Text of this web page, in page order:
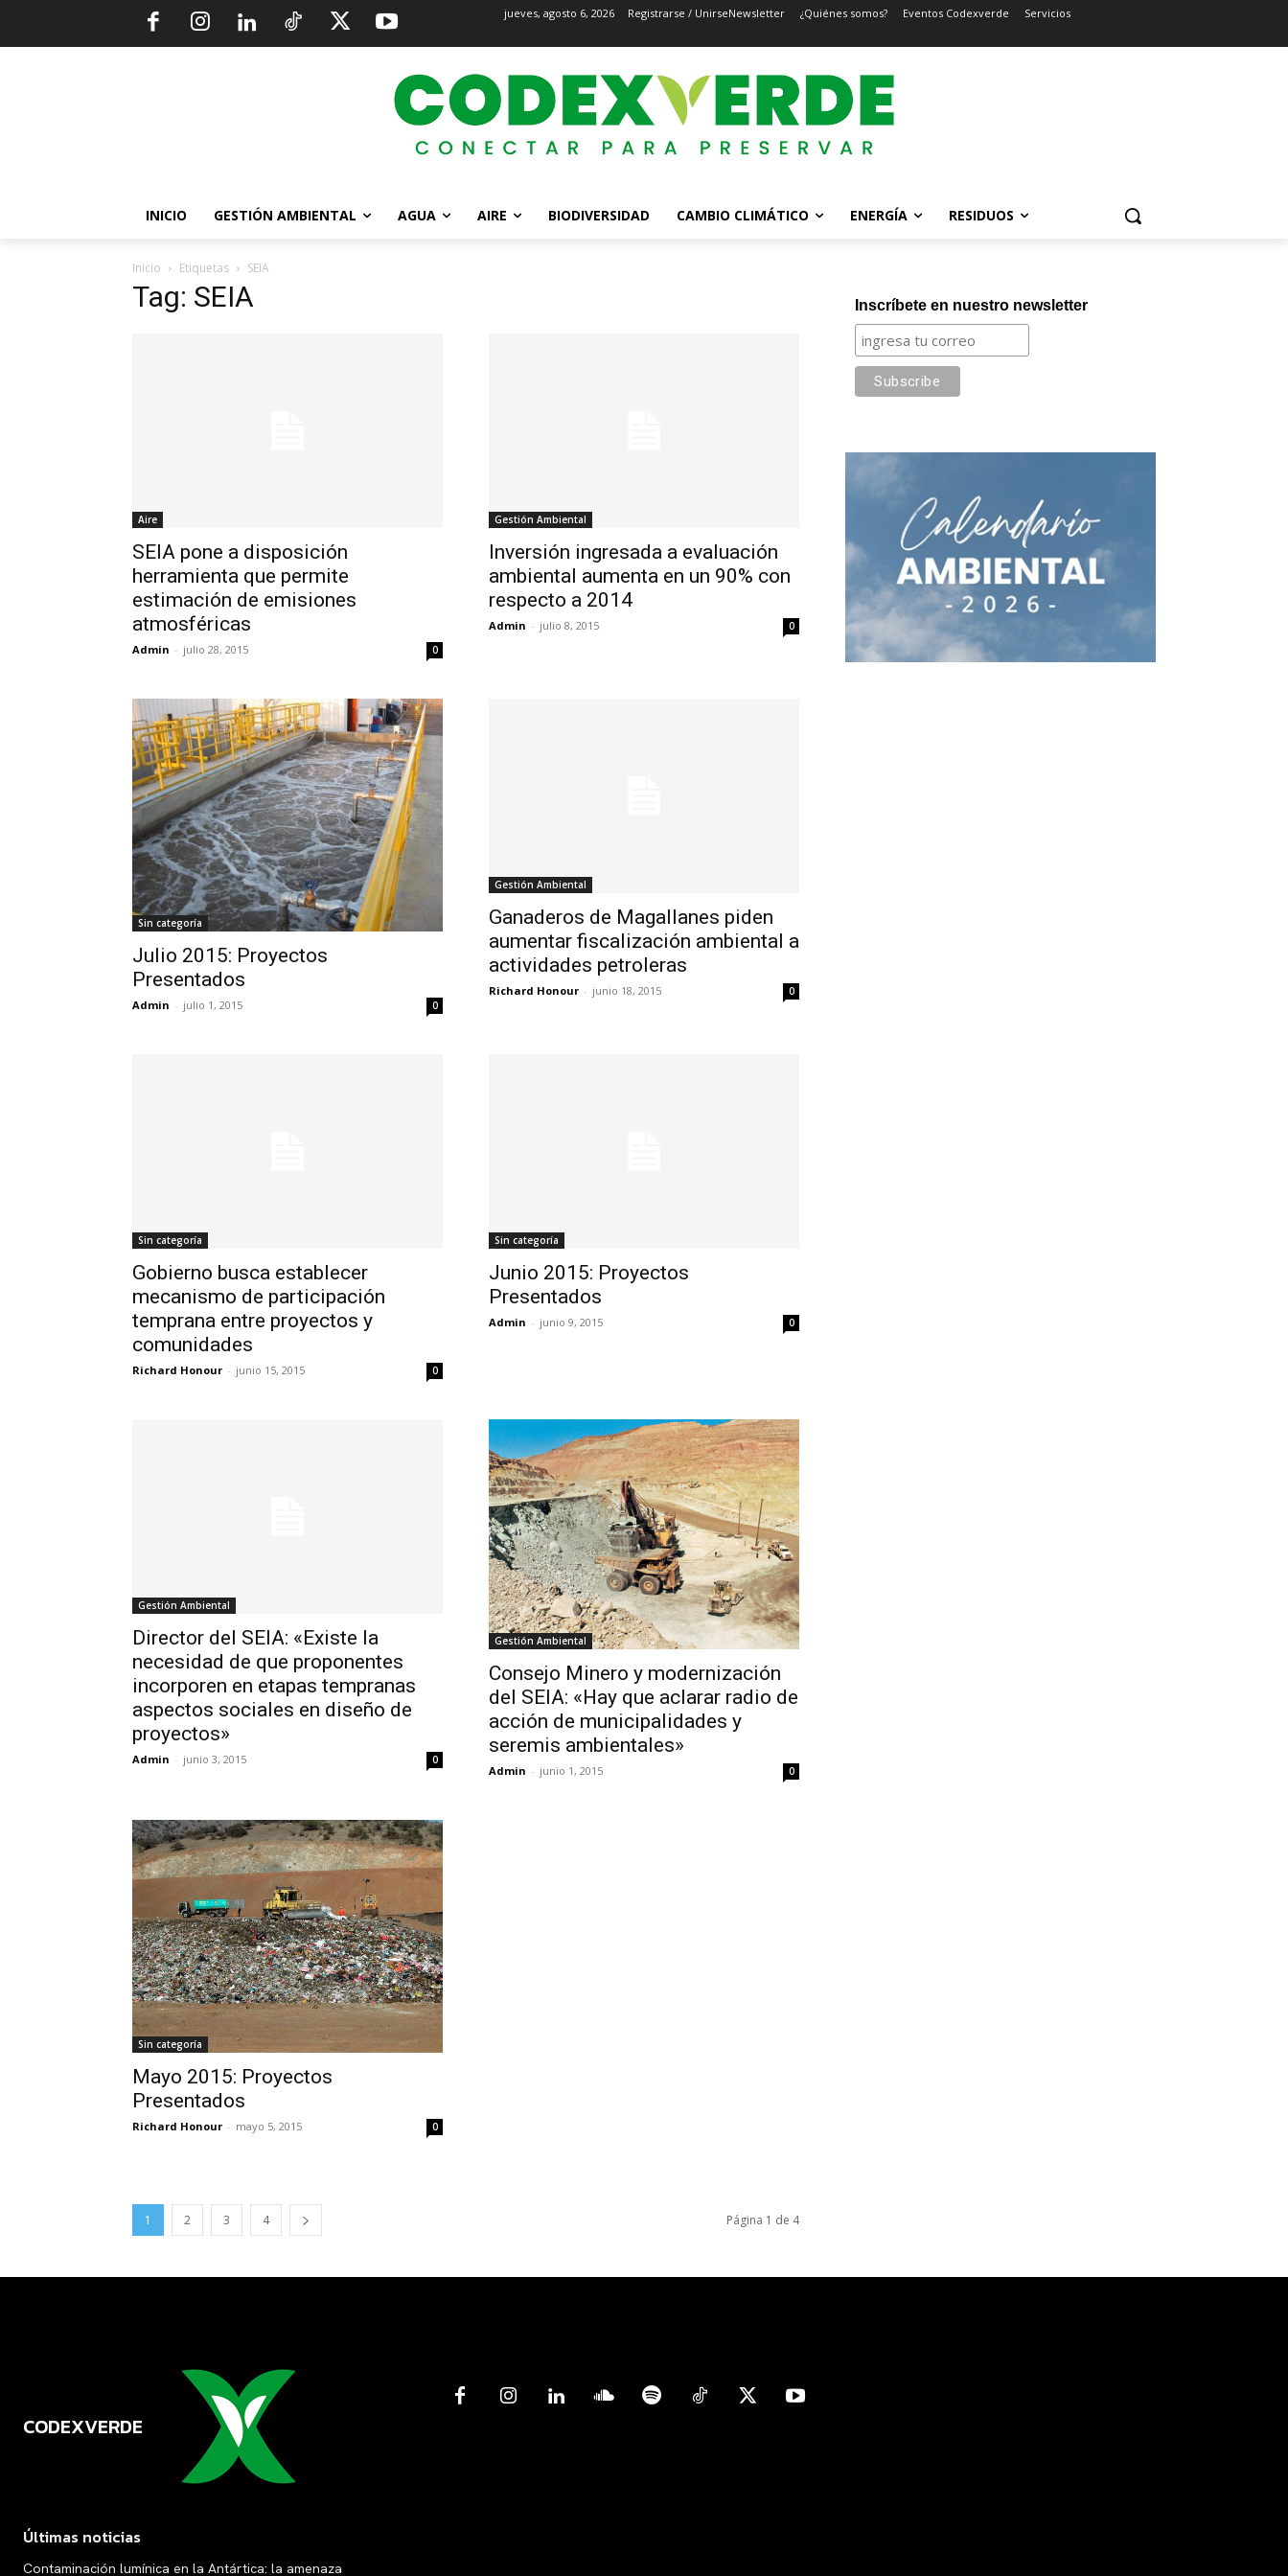
jueves, agosto 6, 2026 Registrarse / UnirseNewsletter ¿Quiénes somos? Eventos Codexverde Servicios
INICIO GESTIÓN AMBIENTAL AGUA AIRE BIODIVERSIDAD CAMBIO CLIMÁTICO ENERGÍA RESIDUOS
Inicio Etiquetas SEIA
Tag: SEIA
Aire
SEIA pone a disposición
herramienta que permite
estimación de emisiones
atmosféricas
Admin - julio 28, 2015 0
Gestión Ambiental
Inversión ingresada a evaluación
ambiental aumenta en un 90% con
respecto a 2014
Admin - julio 8, 2015 0
Sin categoría
Julio 2015: Proyectos
Presentados
Admin - julio 1, 2015 0
Gestión Ambiental
Ganaderos de Magallanes piden
aumentar fiscalización ambiental a
actividades petroleras
Richard Honour - junio 18, 2015 0
Sin categoría
Gobierno busca establecer
mecanismo de participación
temprana entre proyectos y
comunidades
Richard Honour - junio 15, 2015 0
Sin categoría
Junio 2015: Proyectos
Presentados
Admin - junio 9, 2015 0
Gestión Ambiental
Director del SEIA: «Existe la
necesidad de que proponentes
incorporen en etapas tempranas
aspectos sociales en diseño de
proyectos»
Admin - junio 3, 2015 0
Gestión Ambiental
Consejo Minero y modernización
del SEIA: «Hay que aclarar radio de
acción de municipalidades y
seremis ambientales»
Admin - junio 1, 2015 0
Sin categoría
Mayo 2015: Proyectos
Presentados
Richard Honour - mayo 5, 2015 0
1 2 3 4 Página 1 de 4
Inscríbete en nuestro newsletter
CODEXVERDE
Últimas noticias
Contaminación lumínica en la Antártica: la amenaza